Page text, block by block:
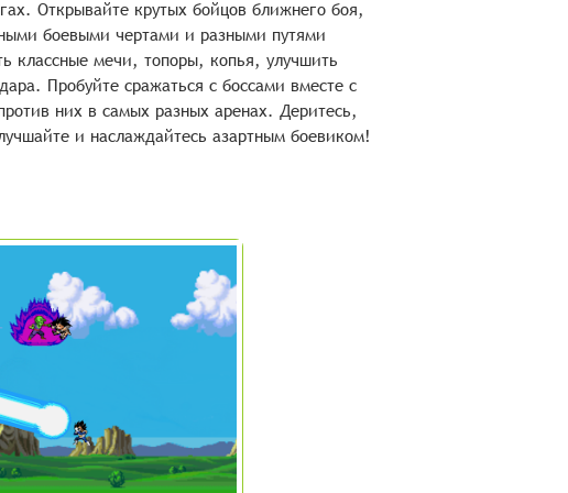
Открывайте крутых бойцов ближнего боя,
боевыми чертами и разными путями
классные мечи, топоры, копья, улучшить
Пробуйте сражаться с боссами вместе с
них в самых разных аренах. Деритесь,
и наслаждайтесь азартным боевиком!